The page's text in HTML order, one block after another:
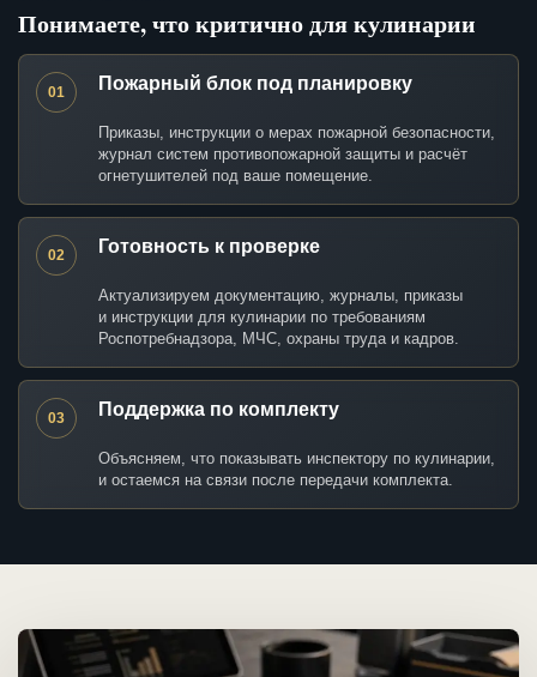
Понимаете, что критично для кулинарии
01 Пожарный блок под планировку
Приказы, инструкции о мерах пожарной безопасности,
журнал систем противопожарной защиты и расчёт
огнетушителей под ваше помещение.
02 Готовность к проверке
Актуализируем документацию, журналы, приказы
и инструкции для кулинарии по требованиям
Роспотребнадзора, МЧС, охраны труда и кадров.
03 Поддержка по комплекту
Объясняем, что показывать инспектору по кулинарии,
и остаемся на связи после передачи комплекта.